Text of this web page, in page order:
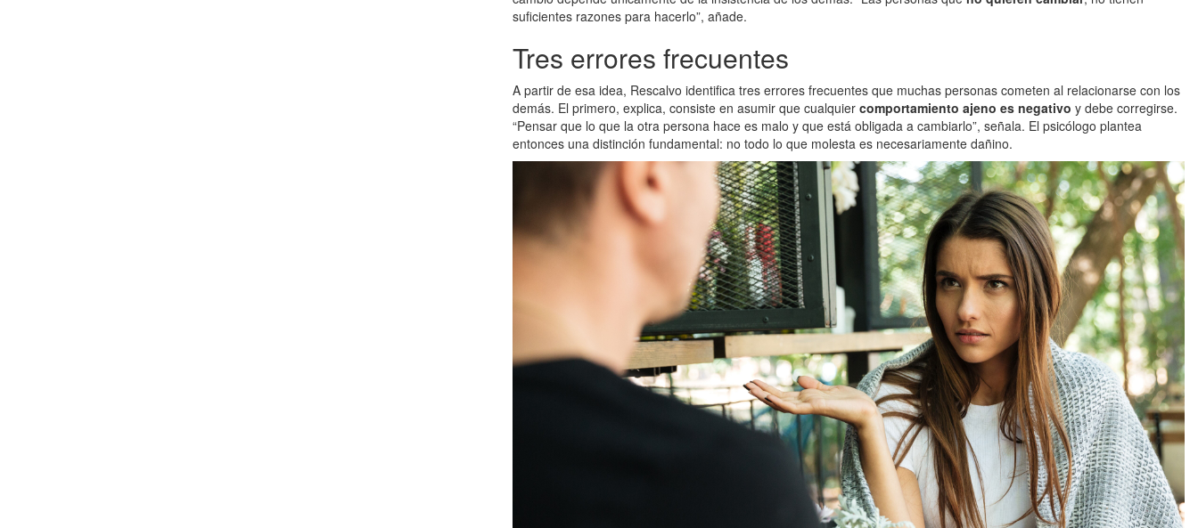
suficientes razones para hacerlo”, añade.
Tres errores frecuentes
A partir de esa idea, Rescalvo identifica tres errores frecuentes que muchas personas cometen al relacionarse con los
demás. El primero, explica, consiste en asumir que cualquier comportamiento ajeno es negativo y debe corregirse.
“Pensar que lo que la otra persona hace es malo y que está obligada a cambiarlo”, señala. El psicólogo plantea
entonces una distinción fundamental: no todo lo que molesta es necesariamente dañino.